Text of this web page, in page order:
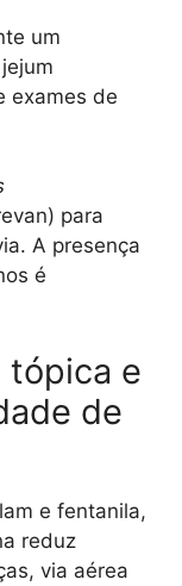
um
exames de
para
A presença
é
tópica e
de
e fentanila,
reduz
via aérea